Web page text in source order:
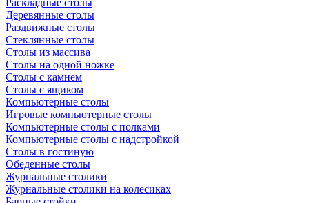
Раскладные столы
Деревянные столы
Раздвижные столы
Стеклянные столы
Столы из массива
Столы на одной ножке
Столы с камнем
Столы с ящиком
Компьютерные столы
Игровые компьютерные столы
Компьютерные столы с полками
Компьютерные столы с надстройкой
Столы в гостиную
Обеденные столы
Журнальные столики
Журнальные столики на колесиках